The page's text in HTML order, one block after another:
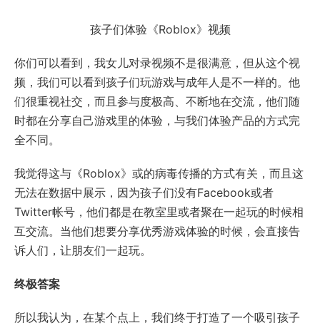
孩子们体验《Roblox》视频
你们可以看到，我女儿对录视频不是很满意，但从这个视
频，我们可以看到孩子们玩游戏与成年人是不一样的。他
们很重视社交，而且参与度极高、不断地在交流，他们随
时都在分享自己游戏里的体验，与我们体验产品的方式完
全不同。
我觉得这与《Roblox》或的病毒传播的方式有关，而且这
无法在数据中展示，因为孩子们没有Facebook或者
Twitter帐号，他们都是在教室里或者聚在一起玩的时候相
互交流。当他们想要分享优秀游戏体验的时候，会直接告
诉人们，让朋友们一起玩。
终极答案
所以我认为，在某个点上，我们终于打造了一个吸引孩子